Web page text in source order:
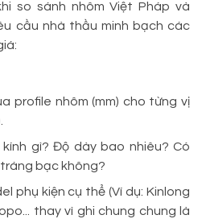
so sánh nhôm Việt Pháp và
cầu nhà thầu minh bạch các
profile nhôm (mm) cho từng vị
kính gì? Độ dày bao nhiêu? Có
bạc không?
phụ kiện cụ thể (Ví dụ: Kinlong
thay vì ghi chung chung là